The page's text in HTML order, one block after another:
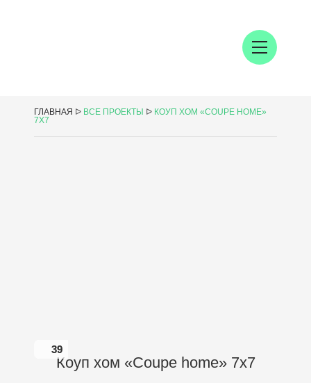
ГЛАВНАЯ ᐅ ВСЕ ПРОЕКТЫ ᐅ КОУП ХОМ «COUPE HOME»
7Х7
39
39
Коуп хом «Coupe home» 7х7